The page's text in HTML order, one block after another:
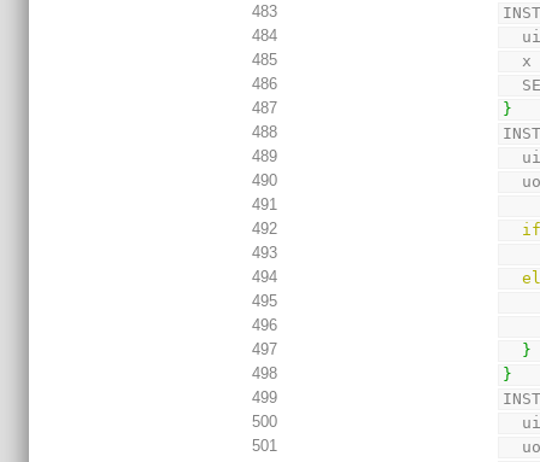
483
484
485
486
487
}
488
489
490
491
492
493
494
495
496
497
}
498
}
499
500
501